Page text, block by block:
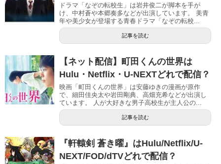
ドラマ「なぞの転校生」は岩井俊二が脚本を手が
け、中村蒼や本郷奏多などが出演しています。 美青
年や美少女が登場する青春ドラマ「なぞの転校...
記事を読む
【ネット配信】町田くんの世界は
Hulu・Netflix・U-NEXTどれで配信？
映画「町田くんの世界」は安藤ゆきの漫画が原作
で、細田佳央太や岩田剛典、高畑充希などが出演し
ています。 人が大好きな男子高校生が主人公の...
記事を読む
『軒轅剣 蒼き曜』はHulu/Netflix/U-
NEXT/FOD/dTVどれで配信？